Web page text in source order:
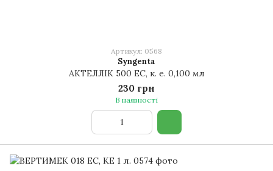
Артикул: 0568
Syngenta
АКТЕЛЛІК 500 ЕС, к. е. 0,100 мл
230 грн
В наявності